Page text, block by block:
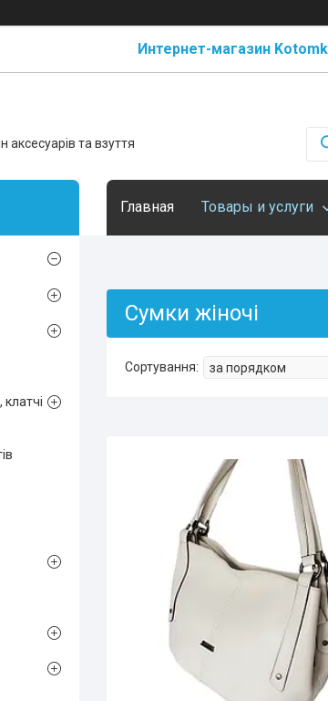
Интернет-магазин
аксесуарів та взуття
Главная Товары и услуги
Сумки жіночі
клатчі